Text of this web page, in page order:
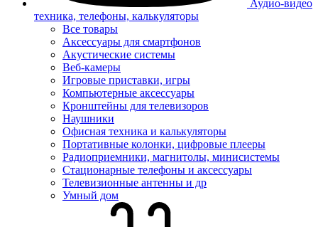
Аудио-видео
техника, телефоны, калькуляторы
Все товары
Аксессуары для смартфонов
Акустические системы
Веб-камеры
Игровые приставки, игры
Компьютерные аксессуары
Кронштейны для телевизоров
Наушники
Офисная техника и калькуляторы
Портативные колонки, цифровые плееры
Радиоприемники, магнитолы, минисистемы
Стационарные телефоны и аксессуары
Телевизионные антенны и др
Умный дом